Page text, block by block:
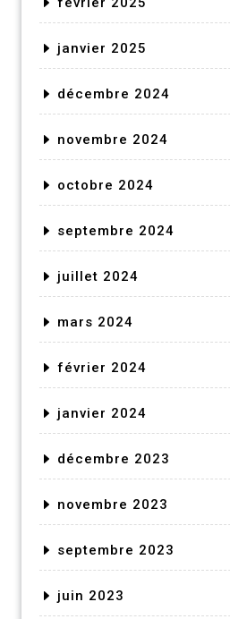
janvier 2025
décembre 2024
novembre 2024
octobre 2024
septembre 2024
juillet 2024
mars 2024
février 2024
janvier 2024
décembre 2023
novembre 2023
septembre 2023
juin 2023